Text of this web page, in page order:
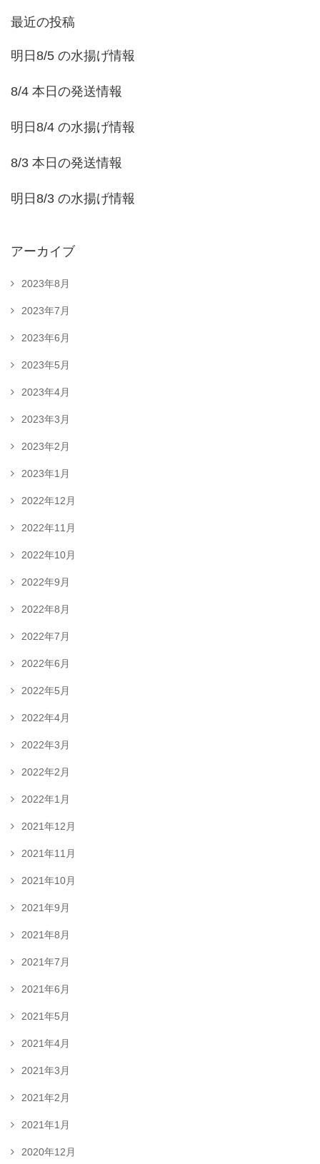
最近の投稿
明日8/5 の水揚げ情報
8/4 本日の発送情報
明日8/4 の水揚げ情報
8/3 本日の発送情報
明日8/3 の水揚げ情報
アーカイブ
2023年8月
2023年7月
2023年6月
2023年5月
2023年4月
2023年3月
2023年2月
2023年1月
2022年12月
2022年11月
2022年10月
2022年9月
2022年8月
2022年7月
2022年6月
2022年5月
2022年4月
2022年3月
2022年2月
2022年1月
2021年12月
2021年11月
2021年10月
2021年9月
2021年8月
2021年7月
2021年6月
2021年5月
2021年4月
2021年3月
2021年2月
2021年1月
2020年12月